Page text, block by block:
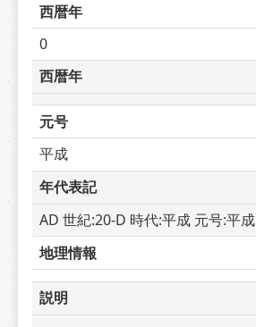
西暦年
0
西暦年
元号
平成
年代表記
AD 世紀:20-D 時代:平成 元号:平成
地理情報
説明